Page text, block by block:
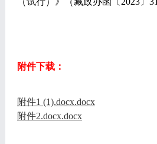
附件下载：
附件1 (1).docx.docx
附件2.docx.docx